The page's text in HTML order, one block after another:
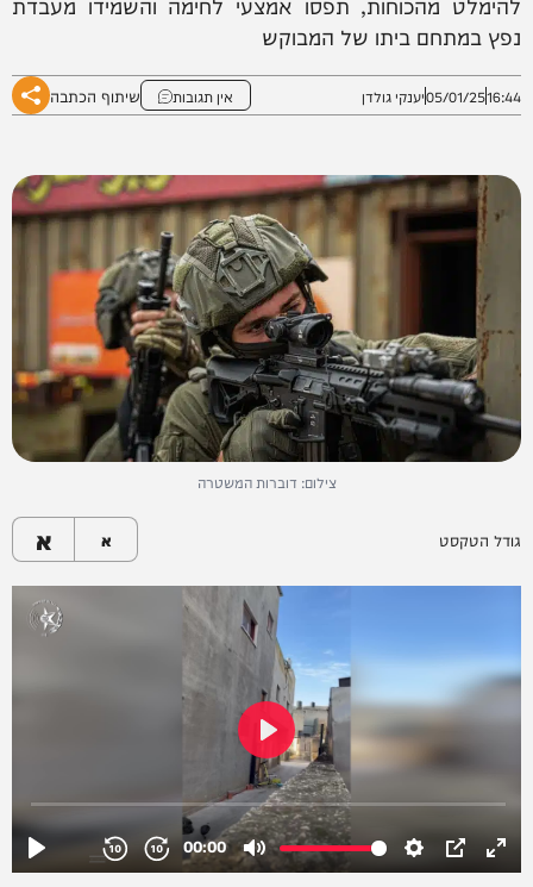
נפץ במתחם ביתו של המבוקש
16:44
05/01/25יענקי גולדן אין תגובות שיתוף הכתבה
צילום: דוברות המשטרה
גודל הטקסט א א